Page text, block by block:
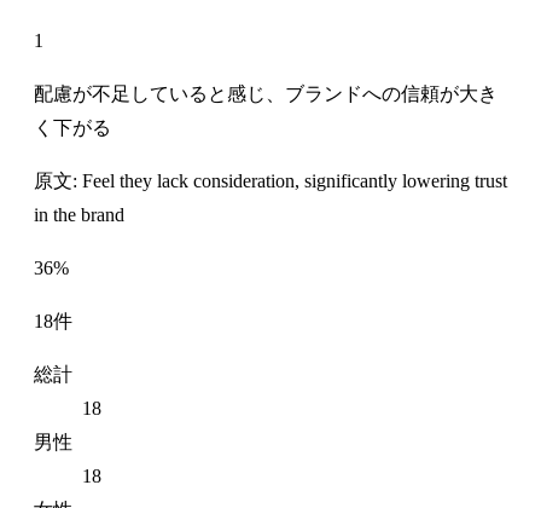
1
配慮が不足していると感じ、ブランドへの信頼が大き
く下がる
原文: Feel they lack consideration, significantly lowering trust
in the brand
36%
18件
総計
18
男性
18